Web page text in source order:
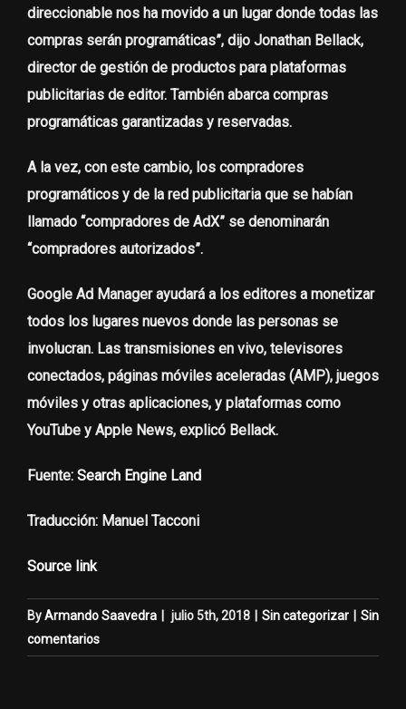
direccionable nos ha movido a un lugar donde todas las
compras serán programáticas”, dijo Jonathan Bellack,
director de gestión de productos para plataformas
publicitarias de editor. También abarca compras
programáticas garantizadas y reservadas.
A la vez, con este cambio, los compradores
programáticos y de la red publicitaria que se habían
llamado “compradores de AdX” se denominarán
“compradores autorizados”.
Google Ad Manager ayudará a los editores a monetizar
todos los lugares nuevos donde las personas se
involucran. Las transmisiones en vivo, televisores
conectados, páginas móviles aceleradas (AMP), juegos
móviles y otras aplicaciones, y plataformas como
YouTube y Apple News, explicó Bellack.
Fuente: Search Engine Land
Traducción: Manuel Tacconi
Source link
ByArmando Saavedra | julio 5th, 2018 | Sin categorizar | Sin
comentarios